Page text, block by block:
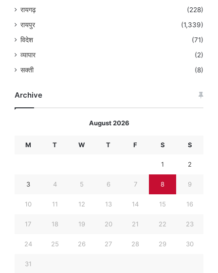
रायगढ़
(228)
रायपुर
(1,339)
विदेश
(71)
व्यापार
(2)
सक्ती
(8)
Archive
August 2026
M T W T F S S
1 2
3 4 5 6 7 8 9
10 11 12 13 14 15 16
17 18 19 20 21 22 23
24 25 26 27 28 29 30
31